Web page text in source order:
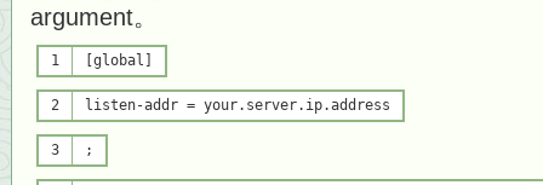
argument。
1 [global]
2 listen-addr = your.server.ip.address
3 ;